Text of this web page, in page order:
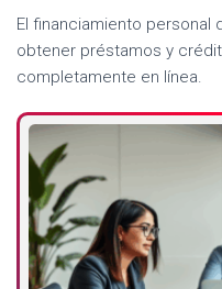
El financiamiento personal
obtener préstamos y
completamente en línea.